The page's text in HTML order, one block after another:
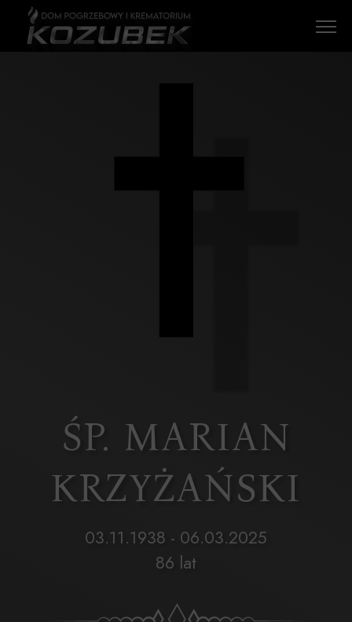
ŚP. MARIAN
KRZYŻAŃSKI
03.11.1938 - 06.03.2025
86 lat